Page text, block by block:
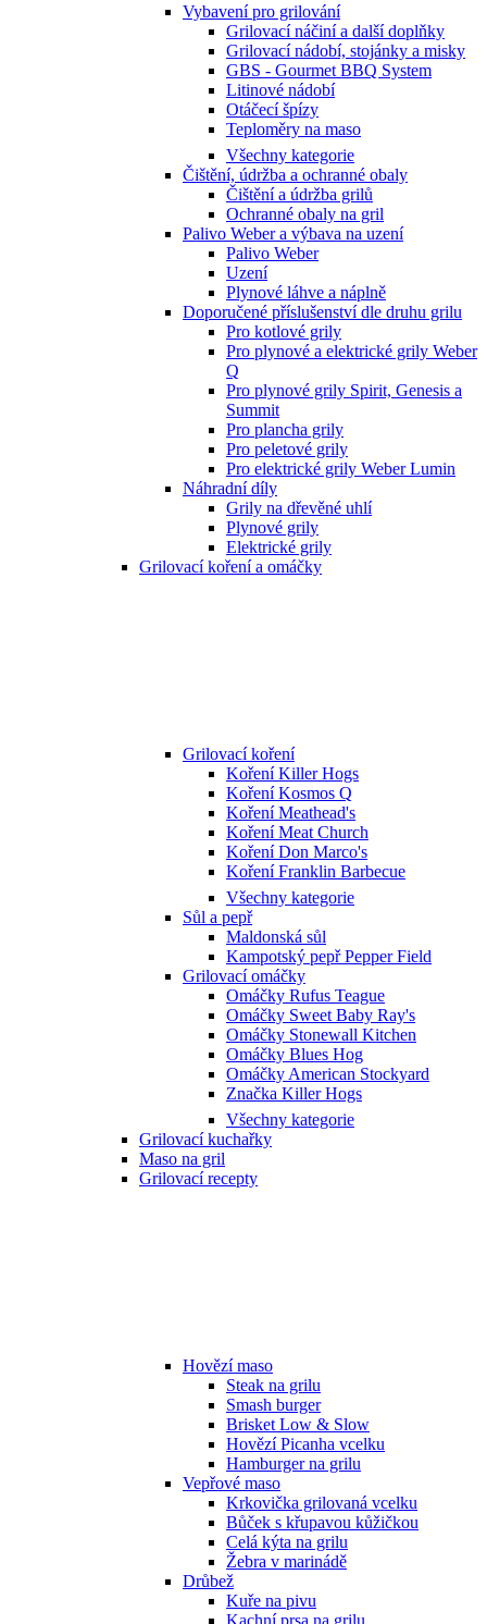
Vybavení pro grilování
Grilovací náčiní a další doplňky
Grilovací nádobí, stojánky a misky
GBS - Gourmet BBQ System
Litinové nádobí
Otáčecí špízy
Teploměry na maso
Všechny kategorie
Čištění, údržba a ochranné obaly
Čištění a údržba grilů
Ochranné obaly na gril
Palivo Weber a výbava na uzení
Palivo Weber
Uzení
Plynové láhve a náplně
Doporučené příslušenství dle druhu grilu
Pro kotlové grily
Pro plynové a elektrické grily Weber
Q
Pro plynové grily Spirit, Genesis a
Summit
Pro plancha grily
Pro peletové grily
Pro elektrické grily Weber Lumin
Náhradní díly
Grily na dřevěné uhlí
Plynové grily
Elektrické grily
Grilovací koření a omáčky
Grilovací koření
Koření Killer Hogs
Koření Kosmos Q
Koření Meathead's
Koření Meat Church
Koření Don Marco's
Koření Franklin Barbecue
Všechny kategorie
Sůl a pepř
Maldonská sůl
Kampotský pepř Pepper Field
Grilovací omáčky
Omáčky Rufus Teague
Omáčky Sweet Baby Ray's
Omáčky Stonewall Kitchen
Omáčky Blues Hog
Omáčky American Stockyard
Značka Killer Hogs
Všechny kategorie
Grilovací kuchařky
Maso na gril
Grilovací recepty
Hovězí maso
Steak na grilu
Smash burger
Brisket Low & Slow
Hovězí Picanha vcelku
Hamburger na grilu
Vepřové maso
Krkovička grilovaná vcelku
Bůček s křupavou kůžičkou
Celá kýta na grilu
Žebra v marinádě
Drůbež
Kuře na pivu
Kachní prsa na grilu